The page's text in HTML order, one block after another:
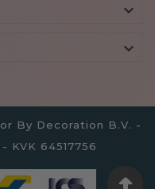


By Decoration B.V. -
KVK 64517756